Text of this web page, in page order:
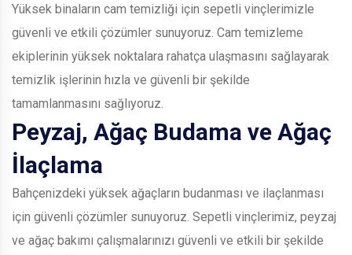
Yüksek binaların cam temizliği için sepetli vinçlerimizle
güvenli ve etkili çözümler sunuyoruz. Cam temizleme
ekiplerinin yüksek noktalara rahatça ulaşmasını sağlayarak
temizlik işlerinin hızla ve güvenli bir şekilde
tamamlanmasını sağlıyoruz.
Peyzaj, Ağaç Budama ve Ağaç
İlaçlama
Bahçenizdeki yüksek ağaçların budanması ve ilaçlanması
için güvenli çözümler sunuyoruz. Sepetli vinçlerimiz, peyzaj
ve ağaç bakımı çalışmalarınızı güvenli ve etkili bir şekilde